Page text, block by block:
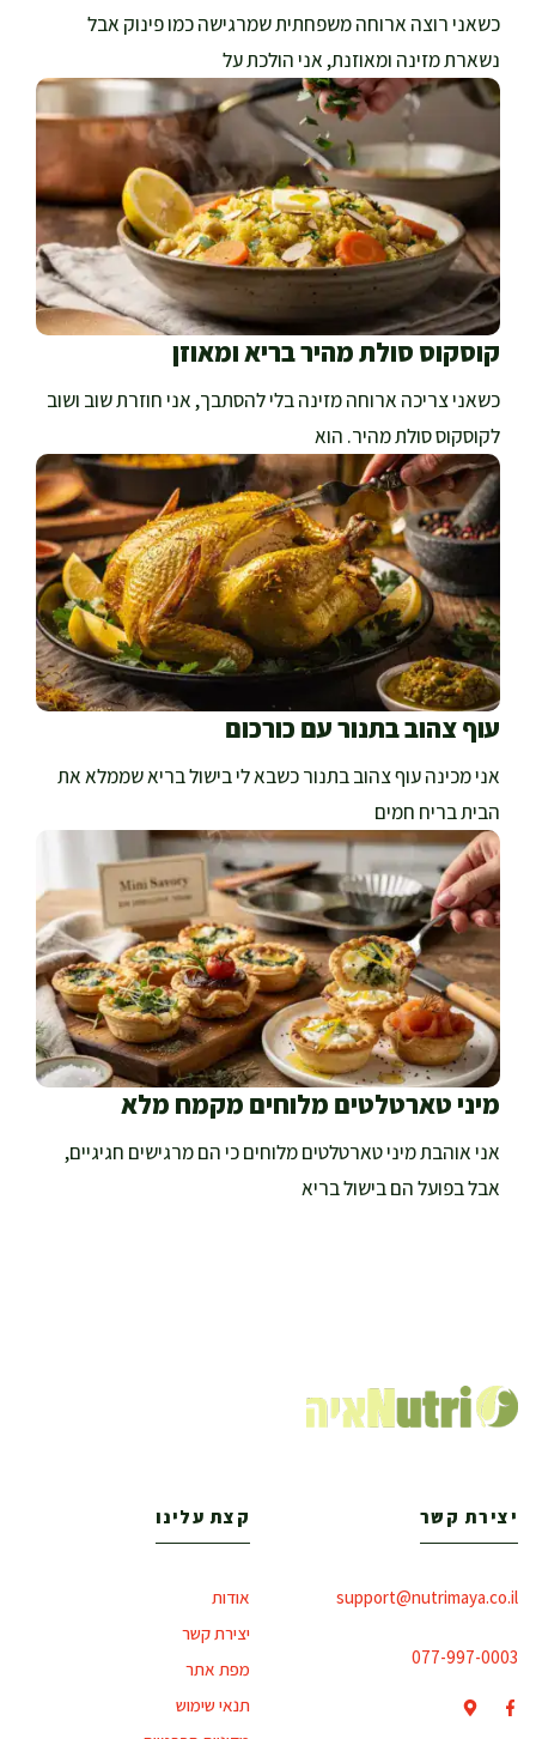
כשאני רוצה ארוחה משפחתית שמרגישה כמו פינוק אבל
נשארת מזינה ומאוזנת, אני הולכת על
קוסקוס סולת מהיר בריא ומאוזן
כשאני צריכה ארוחה מזינה בלי להסתבך, אני חוזרת שוב ושוב
לקוסקוס סולת מהיר. הוא
עוף צהוב בתנור עם כורכום
אני מכינה עוף צהוב בתנור כשבא לי בישול בריא שממלא את
הבית בריח חמים
מיני טארטלטים מלוחים מקמח מלא
אני אוהבת מיני טארטלטים מלוחים כי הם מרגישים חגיגיים,
אבל בפועל הם בישול בריא
יצירת קשר
support@nutrimaya.co.il
077-997-0003
קצת עלינו
אודות
יצירת קשר
מפת אתר
תנאי שימוש